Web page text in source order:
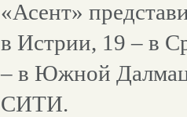
«Асент»
в Истрии, 19 – в
– в Южной
СИТИ.